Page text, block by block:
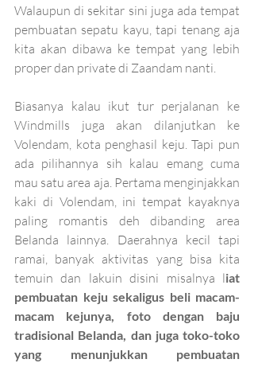
Walaupun di sekitar sini juga ada tempat
pembuatan sepatu kayu, tapi tenang aja
kita akan dibawa ke tempat yang lebih
proper dan private di Zaandam nanti.
Biasanya kalau ikut tur perjalanan ke
Windmills juga akan dilanjutkan ke
Volendam, kota penghasil keju. Tapi pun
ada pilihannya sih kalau emang cuma
mau satu area aja. Pertama menginjakkan
kaki di Volendam, ini tempat kayaknya
paling romantis deh dibanding area
Belanda lainnya. Daerahnya kecil tapi
ramai, banyak aktivitas yang bisa kita
temuin dan lakuin disini misalnya liat
pembuatan keju sekaligus beli macam-
macam kejunya, foto dengan baju
tradisional Belanda, dan juga toko-toko